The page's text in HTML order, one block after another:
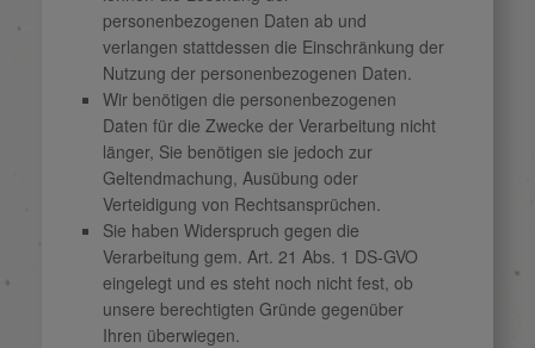
personenbezogenen Daten ab und
verlangen stattdessen die Einschränkung der
Nutzung der personenbezogenen Daten.
Wir benötigen die personenbezogenen
Daten für die Zwecke der Verarbeitung nicht
länger, Sie benötigen sie jedoch zur
Geltendmachung, Ausübung oder
Verteidigung von Rechtsansprüchen.
Sie haben Widerspruch gegen die
Verarbeitung gem. Art. 21 Abs. 1 DS-GVO
eingelegt und es steht noch nicht fest, ob
unsere berechtigten Gründe gegenüber
Ihren überwiegen.